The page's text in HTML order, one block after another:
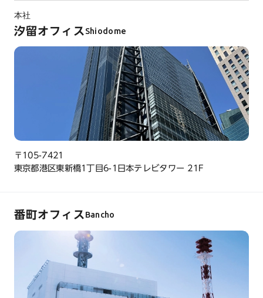
本社
汐留オフィス Shiodome
〒105-7421
東京都港区東新橋1丁目6-1日本テレビタワー 21F
番町オフィス Bancho